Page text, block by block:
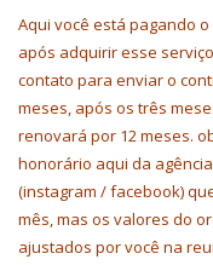
Aqui você está pagando
após adquirir esse
contato para enviar o
meses, após os três
renovará por 12 meses.
honorário aqui da
(instagram / facebook)
mês, mas os valores do
ajustados por você na